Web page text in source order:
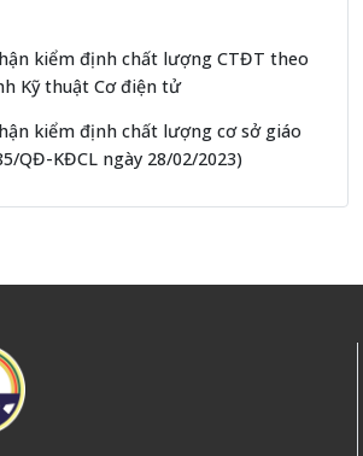
kiểm định chất lượng CTĐT theo
Kỹ thuật Cơ điện tử
kiểm định chất lượng cơ sở giáo
QĐ-KĐCL ngày 28/02/2023)